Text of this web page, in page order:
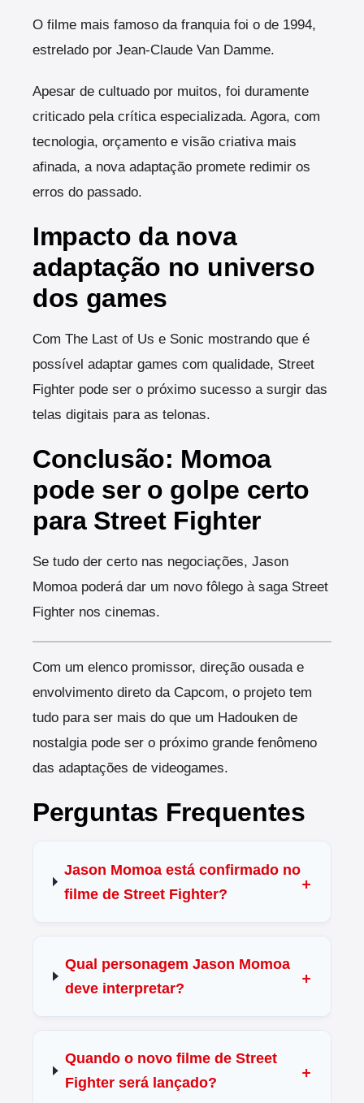
O filme mais famoso da franquia foi o de 1994,
estrelado por Jean-Claude Van Damme.
Apesar de cultuado por muitos, foi duramente
criticado pela crítica especializada. Agora, com
tecnologia, orçamento e visão criativa mais
afinada, a nova adaptação promete redimir os
erros do passado.
Impacto da nova
adaptação no universo
dos games
Com The Last of Us e Sonic mostrando que é
possível adaptar games com qualidade, Street
Fighter pode ser o próximo sucesso a surgir das
telas digitais para as telonas.
Conclusão: Momoa
pode ser o golpe certo
para Street Fighter
Se tudo der certo nas negociações, Jason
Momoa poderá dar um novo fôlego à saga Street
Fighter nos cinemas.
Com um elenco promissor, direção ousada e
envolvimento direto da Capcom, o projeto tem
tudo para ser mais do que um Hadouken de
nostalgia pode ser o próximo grande fenômeno
das adaptações de videogames.
Perguntas Frequentes
Jason Momoa está confirmado no
filme de Street Fighter?
Qual personagem Jason Momoa
deve interpretar?
Quando o novo filme de Street
Fighter será lançado?